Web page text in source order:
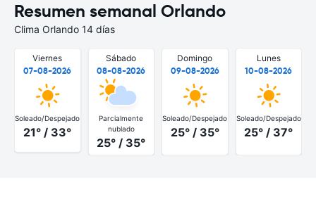
Resumen semanal Orlando
Clima Orlando 14 días
Viernes
07-08-2026
Soleado/Despejado
21° / 33°
Sábado
08-08-2026
Parcialmente
nublado
25° / 35°
Domingo
09-08-2026
Soleado/Despejado
25° / 35°
Lunes
10-08-2026
Soleado/Despejado
25° / 37°